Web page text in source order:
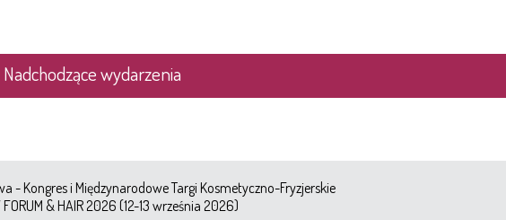
Nadchodzące wydarzenia
- Kongres i Międzynarodowe Targi Kosmetyczno-Fryzjerskie
FORUM & HAIR 2026 (12-13 września 2026)